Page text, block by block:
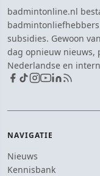
badmintonline.nl
subsidies. Gewoon
dag opnieuw nieuws,
Nederlandse en
NAVIGATIE
Nieuws
Kennisbank